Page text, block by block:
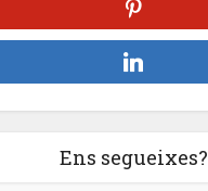
Ens segueixes?